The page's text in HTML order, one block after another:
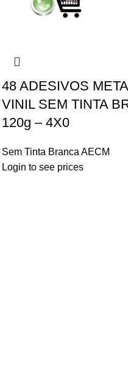
48 ADESIVOS
VINIL SEM TINTA
120g – 4X0
Sem Tinta Branca AECM
Login to see prices